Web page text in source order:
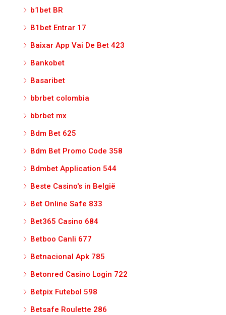
b1bet BR
B1bet Entrar 17
Baixar App Vai De Bet 423
Bankobet
Basaribet
bbrbet colombia
bbrbet mx
Bdm Bet 625
Bdm Bet Promo Code 358
Bdmbet Application 544
Beste Casino's in België
Bet Online Safe 833
Bet365 Casino 684
Betboo Canli 677
Betnacional Apk 785
Betonred Casino Login 722
Betpix Futebol 598
Betsafe Roulette 286